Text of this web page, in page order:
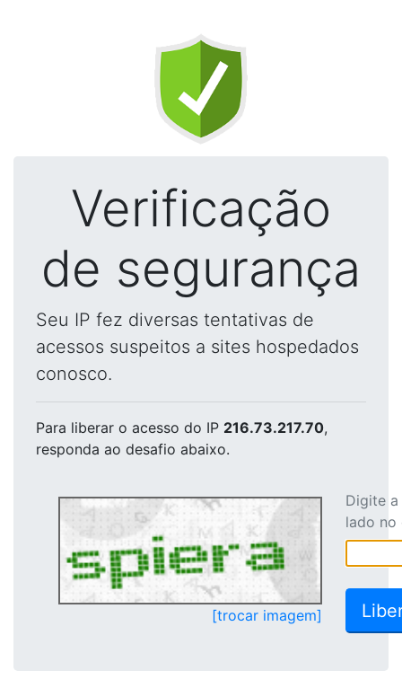
Verificação
de segurança
Seu IP fez diversas tentativas de
acessos suspeitos a sites hospedados
conosco.
Para liberar o acesso do IP 216.73.217.70,
responda ao desafio abaixo.
[trocar imagem]
Digite
lado no